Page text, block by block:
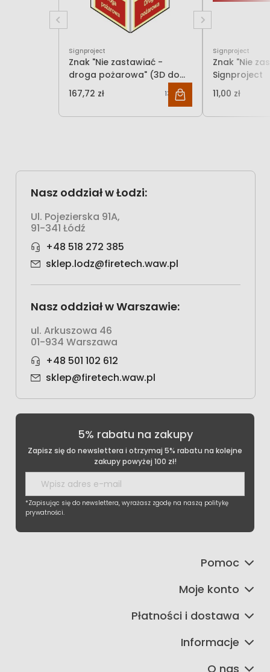
Signproject
Znak "Nie zastawiać -
droga pożarowa" (3D do
słupka)
167,72 zł 136,36 zł
Signproject
Znak "Nie
Signproject
11,00 zł
Nasz oddział w Łodzi:
Ul. Pojezierska 91A,
91-341 Łódź
+48 518 272 385
sklep.lodz@firetech.waw.pl
Nasz oddział w Warszawie:
ul. Arkuszowa 46
01-934 Warszawa
+48 501 102 612
sklep@firetech.waw.pl
5% rabatu na zakupy
Zapisz się do newslettera i otrzymaj 5% rabatu na kolejne
zakupy powyżej 100 zł!
*Zapisując się do newslettera, wyrażasz zgodę na naszą politykę
prywatności.
Pomoc
Moje konto
Płatności i dostawa
Informacje
O nas